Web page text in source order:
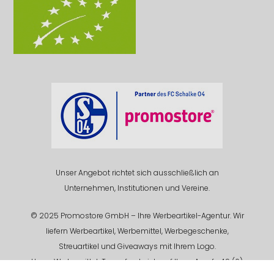
Unser Angebot richtet sich ausschließlich an
Unternehmen, Institutionen und Vereine.
© 2025 Promostore GmbH – Ihre Werbeartikel-Agentur. Wir
liefern Werbeartikel, Werbemittel, Werbegeschenke,
Streuartikel und Giveaways mit Ihrem Logo.
Unser Werbemittel-Team freut sich auf Ihren Anruf +49 (0)